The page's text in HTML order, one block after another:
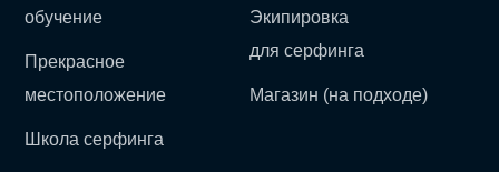
обучение
Прекрасное
местоположение
Школа серфинга
Экипировка
для серфинга
Магазин (на подходе)